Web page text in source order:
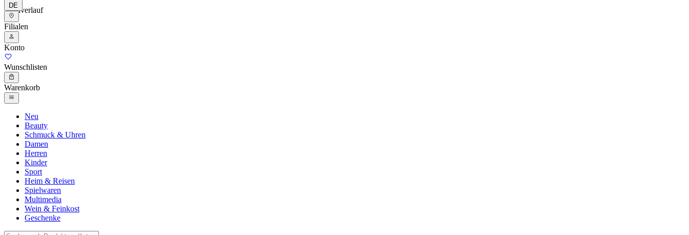
Suchverlauf
DE
Filialen
Konto
Wunschlisten
Warenkorb
Neu
Beauty
Schmuck & Uhren
Damen
Herren
Kinder
Sport
Heim & Reisen
Spielwaren
Multimedia
Wein & Feinkost
Geschenke